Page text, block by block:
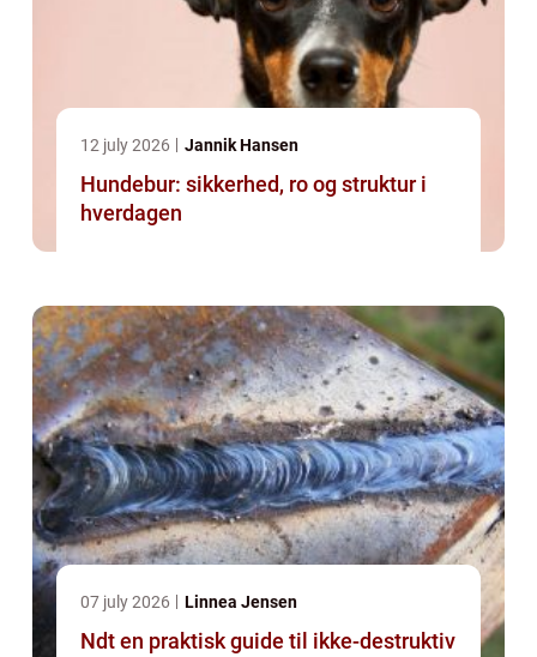
12 july 2026 Jannik Hansen
Hundebur: sikkerhed, ro og struktur i
hverdagen
07 july 2026 Linnea Jensen
Ndt en praktisk guide til ikke-destruktiv